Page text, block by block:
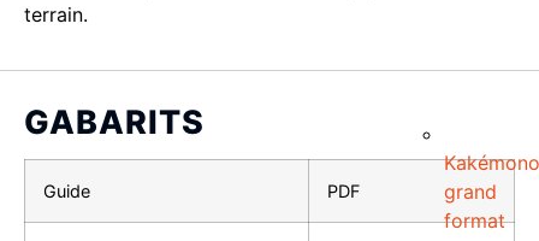
Kakémono
grand
format
terrain.
GABARITS
Guide PDF